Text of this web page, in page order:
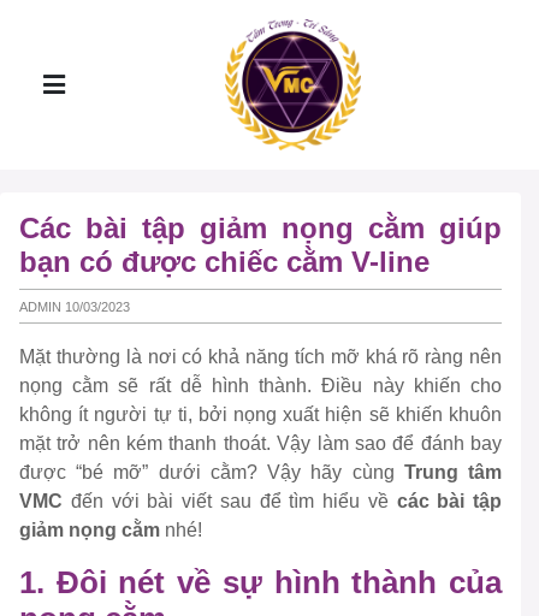
Các bài tập giảm nọng cằm giúp
bạn có được chiếc cằm V-line
ADMIN 10/03/2023
Mặt thường là nơi có khả năng tích mỡ khá rõ ràng nên
nọng cằm sẽ rất dễ hình thành. Điều này khiến cho
không ít người tự ti, bởi nọng xuất hiện sẽ khiến khuôn
mặt trở nên kém thanh thoát. Vậy làm sao để đánh bay
được “bé mỡ” dưới cằm? Vậy hãy cùng Trung tâm
VMC đến với bài viết sau để tìm hiểu về các bài tập
giảm nọng cằm nhé!
1. Đôi nét về sự hình thành của